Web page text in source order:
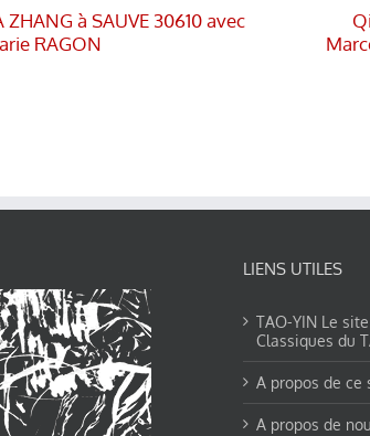
ZHANG à SAUVE 30610 avec
RAGON
LIENS UTILES
TAO-YIN Le
Classiques du
A propos de ce
A propos de